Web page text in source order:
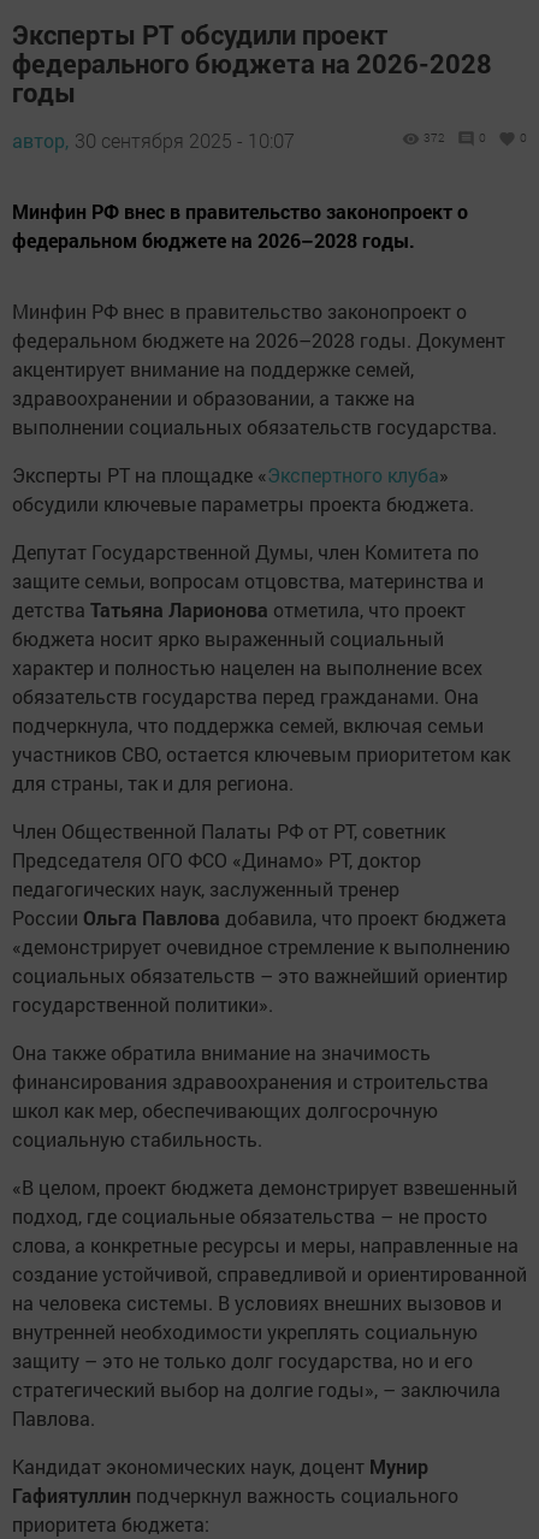
Эксперты РТ обсудили проект
федерального бюджета на 2026-2028
годы
автор, 30 сентября 2025 - 10:07 372 0 0
Минфин РФ внес в правительство законопроект о
федеральном бюджете на 2026–2028 годы.
Минфин РФ внес в правительство законопроект о
федеральном бюджете на 2026–2028 годы. Документ
акцентирует внимание на поддержке семей,
здравоохранении и образовании, а также на
выполнении социальных обязательств государства.
Эксперты РТ на площадке «Экспертного клуба»
обсудили ключевые параметры проекта бюджета.
Депутат Государственной Думы, член Комитета по
защите семьи, вопросам отцовства, материнства и
детства Татьяна Ларионова отметила, что проект
бюджета носит ярко выраженный социальный
характер и полностью нацелен на выполнение всех
обязательств государства перед гражданами. Она
подчеркнула, что поддержка семей, включая семьи
участников СВО, остается ключевым приоритетом как
для страны, так и для региона.
Член Общественной Палаты РФ от РТ, советник
Председателя ОГО ФСО «Динамо» РТ, доктор
педагогических наук, заслуженный тренер
России Ольга Павлова добавила, что проект бюджета
«демонстрирует очевидное стремление к выполнению
социальных обязательств – это важнейший ориентир
государственной политики».
Она также обратила внимание на значимость
финансирования здравоохранения и строительства
школ как мер, обеспечивающих долгосрочную
социальную стабильность.
«В целом, проект бюджета демонстрирует взвешенный
подход, где социальные обязательства – не просто
слова, а конкретные ресурсы и меры, направленные на
создание устойчивой, справедливой и ориентированной
на человека системы. В условиях внешних вызовов и
внутренней необходимости укреплять социальную
защиту – это не только долг государства, но и его
стратегический выбор на долгие годы», – заключила
Павлова.
Кандидат экономических наук, доцент Мунир
Гафиятуллин подчеркнул важность социального
приоритета бюджета: